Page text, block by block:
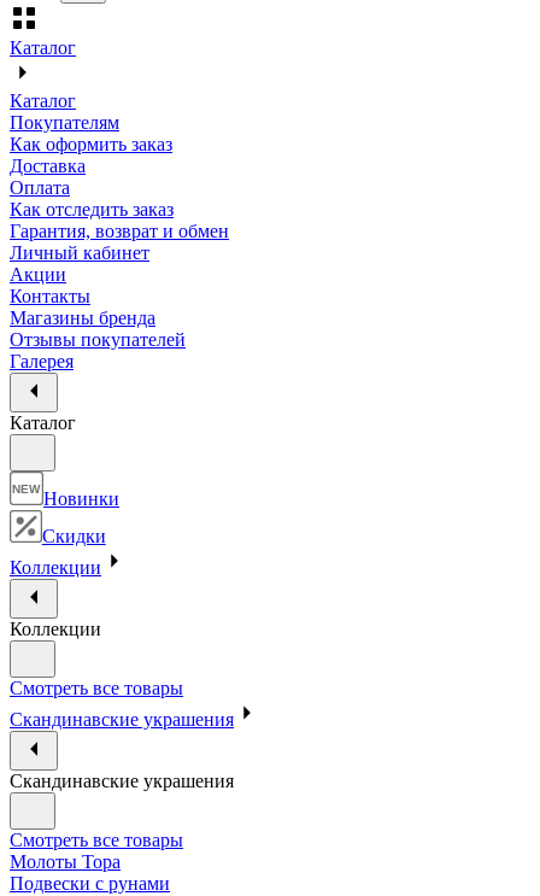
Каталог
Каталог
Покупателям
Как оформить заказ
Доставка
Оплата
Как отследить заказ
Гарантия, возврат и обмен
Личный кабинет
Акции
Контакты
Магазины бренда
Отзывы покупателей
Галерея
Каталог
NEW Новинки
Скидки
Коллекции
Коллекции
Смотреть все товары
Скандинавские украшения
Скандинавские украшения
Смотреть все товары
Молоты Тора
Подвески с рунами